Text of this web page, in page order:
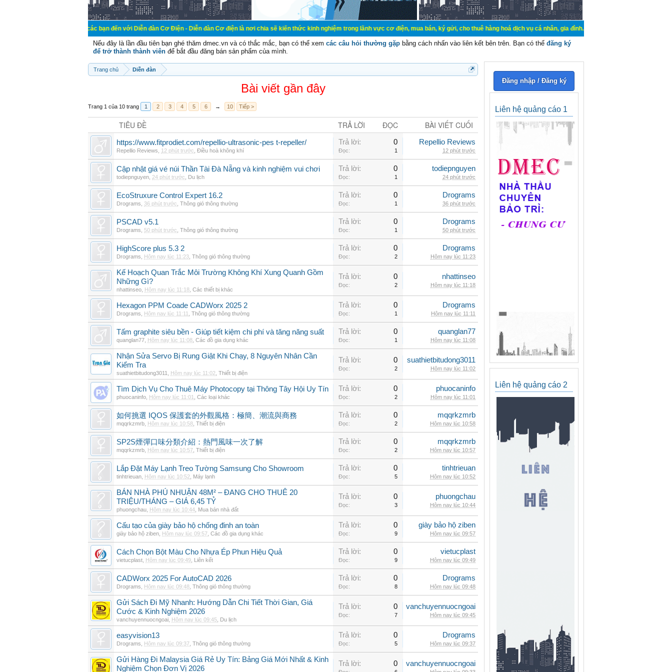
Chào mừng các bạn đến với Diễn đàn Cơ Điện - Diễn đàn Cơ điện là nơi chia sẽ kiến thức kinh nghiệm trong lãnh vực cơ điện, mua bán, ký gửi, cho thuê hàng hoá dịch vụ cá nhân, gia đình. Mua bán, ký gửi, cho thuê thiết bị hệ
Nếu đây là lần đầu tiên bạn ghé thăm dmec.vn và có thắc mắc, bạn có thể xem các câu hỏi thường gặp bằng cách nhấn vào liên kết bên trên. Bạn có thể đăng ký
để trở thành thành viên để bắt đầu đăng bán sản phẩm của mình.
Trang chủ Diễn đàn
Bài viết gần đây
Trang 1 của 10 trang 1 2 3 4 5 6 → 10 Tiếp >
TIÊU ĐỀ TRẢ LỜI ĐỌC BÀI VIẾT CUỐI
https://www.fitprodiet.com/repellio-ultrasonic-pes t-repeller/
Repellio Reviews 12 phút trước Điều hoà không khí
Trả lời: 0
Đọc: 1
Repellio Reviews
12 phút trước
Cập nhật giá vé núi Thần Tài Đà Nẵng và kinh nghiệm vui chơi
todiepnguyen 24 phút trước Du lịch
Trả lời: 0
Đọc: 1
todiepnguyen
24 phút trước
EcoStruxure Control Expert 16.2
Drograms 36 phút trước Thông gió thông thường
Trả lời: 0
Đọc: 1
Drograms
36 phút trước
PSCAD v5.1
Drograms 50 phút trước Thông gió thông thường
Trả lời: 0
Đọc: 1
Drograms
50 phút trước
HighScore plus 5.3 2
Drograms Hôm nay lúc 11:23 Thông gió thông thường
Trả lời: 0
Đọc: 2
Drograms
Hôm nay lúc 11:23
Kế Hoạch Quan Trắc Môi Trường Không Khí Xung Quanh Gồm
Những Gì?
nhattinseo Hôm nay lúc 11:18 Các thiết bị khác
Trả lời: 0
Đọc: 2
nhattinseo
Hôm nay lúc 11:18
Hexagon PPM Coade CADWorx 2025 2
Drograms Hôm nay lúc 11:11 Thông gió thông thường
Trả lời: 0
Đọc: 1
Drograms
Hôm nay lúc 11:11
Tấm graphite siêu bền - Giúp tiết kiệm chi phí và tăng năng suất
quanglan77 Hôm nay lúc 11:08 Các đồ gia dụng khác
Trả lời: 0
Đọc: 1
quanglan77
Hôm nay lúc 11:08
Nhận Sửa Servo Bị Rung Giật Khi Chạy, 8 Nguyên Nhân Cần
Kiểm Tra
suathietbitudong3011 Hôm nay lúc 11:02 Thiết bị điện
Trả lời: 0
Đọc: 2
suathietbitudong3011
Hôm nay lúc 11:02
Tìm Dịch Vụ Cho Thuê Máy Photocopy tại Thông Tây Hội Uy Tín
phuocaninfo Hôm nay lúc 11:01 Các loại khác
Trả lời: 0
Đọc: 2
phuocaninfo
Hôm nay lúc 11:01
如何挑選 IQOS 保護套的外觀風格：極簡、潮流與商務
mqqrkzmrb Hôm nay lúc 10:58 Thiết bị điện
Trả lời: 0
Đọc: 2
mqqrkzmrb
Hôm nay lúc 10:58
SP2S煙彈口味分類介紹：熱門風味一次了解
mqqrkzmrb Hôm nay lúc 10:57 Thiết bị điện
Trả lời: 0
Đọc: 2
mqqrkzmrb
Hôm nay lúc 10:57
Lắp Đặt Máy Lạnh Treo Tường Samsung Cho Showroom
tinhtrieuan Hôm nay lúc 10:52 Máy lạnh
Trả lời: 0
Đọc: 5
tinhtrieuan
Hôm nay lúc 10:52
BÁN NHÀ PHÚ NHUẬN 48M² – ĐANG CHO THUÊ 20
TRIỆU/THÁNG – GIÁ 6,45 TỶ
phuongchau Hôm nay lúc 10:44 Mua bán nhà đất
Trả lời: 0
Đọc: 3
phuongchau
Hôm nay lúc 10:44
Cấu tạo của giày bảo hộ chống đinh an toàn
giày bảo hộ ziben Hôm nay lúc 09:57 Các đồ gia dụng khác
Trả lời: 0
Đọc: 9
giày bảo hộ ziben
Hôm nay lúc 09:57
Cách Chọn Bột Màu Cho Nhựa Ép Phun Hiệu Quả
vietucplast Hôm nay lúc 09:49 Liên kết
Trả lời: 0
Đọc: 9
vietucplast
Hôm nay lúc 09:49
CADWorx 2025 For AutoCAD 2026
Drograms Hôm nay lúc 09:48 Thông gió thông thường
Trả lời: 0
Đọc: 8
Drograms
Hôm nay lúc 09:48
Gửi Sách Đi Mỹ Nhanh: Hướng Dẫn Chi Tiết Thời Gian, Giá
Cước & Kinh Nghiệm 2026
vanchuyennuocngoai Hôm nay lúc 09:45 Du lịch
Trả lời: 0
Đọc: 7
vanchuyennuocngoai
Hôm nay lúc 09:45
easyvision13
Drograms Hôm nay lúc 09:37 Thông gió thông thường
Trả lời: 0
Đọc: 5
Drograms
Hôm nay lúc 09:37
Gửi Hàng Đi Malaysia Giá Rẻ Uy Tín: Bảng Giá Mới Nhất & Kinh
Nghiệm Chọn Đơn Vị 2026
Trả lời: 0 vanchuyennuocngoai
Đăng nhập / Đăng ký
Liên hệ quảng cáo 1
Liên hệ quảng cáo 2